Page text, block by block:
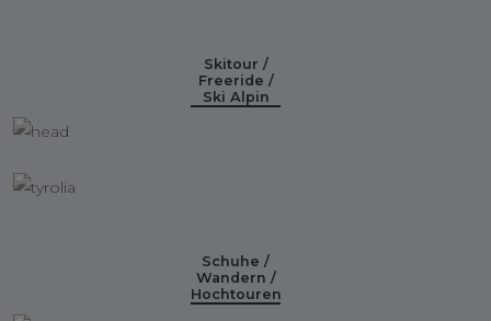
Skitour /
Freeride /
Ski Alpin
Schuhe /
Wandern /
Hochtouren